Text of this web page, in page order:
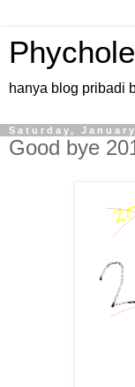
Phychole
hanya blog pribadi
Saturday, January
Good bye